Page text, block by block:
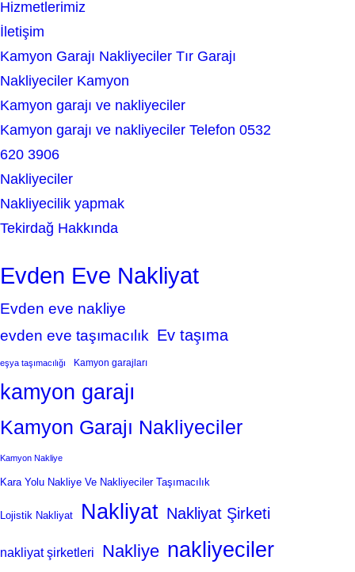
Hizmetlerimiz
İletişim
Kamyon Garajı Nakliyeciler Tır Garajı
Nakliyeciler Kamyon
Kamyon garajı ve nakliyeciler
Kamyon garajı ve nakliyeciler Telefon 0532
620 3906
Nakliyeciler
Nakliyecilik yapmak
Tekirdağ Hakkında
Evden Eve Nakliyat
Evden eve nakliye
evden eve taşımacılık Ev taşıma
eşya taşımacılığı Kamyon garajları
kamyon garajı
Kamyon Garajı Nakliyeciler
Kamyon Nakliye
Kara Yolu Nakliye Ve Nakliyeciler Taşımacılık
Lojistik Nakliyat Nakliyat Nakliyat Şirketi
nakliyat şirketleri Nakliye nakliyeciler